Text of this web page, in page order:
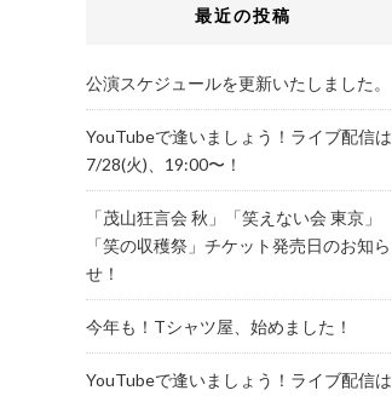
最近の投稿
公演スケジュールを更新いたしました。
YouTubeで逢いましょう！ライブ配信は
7/28(火)、19:00〜！
「茂山狂言会 秋」「笑えない会 東京」
「笑の収穫祭」チケット発売日のお知ら
せ！
今年も！Tシャツ屋、始めました！
YouTubeで逢いましょう！ライブ配信は